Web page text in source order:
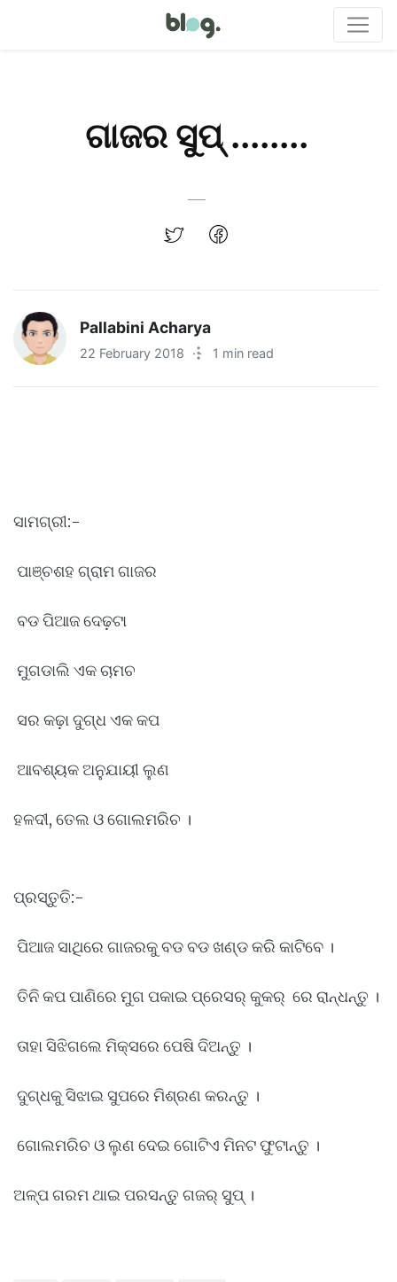
ଗାଜର ସୁପ୍ ........
Pallabini Acharya
22 February 2018 · 1 min read
ସାମଗ୍ରୀ:-
ପାଞ୍ଚଶହ ଗ୍ରାମ ଗାଜର
ବଡ ପିଆଜ ଦେଢ଼ଟା
ମୁଗଡାଲି ଏକ ଚାମଚ
ସର କଢ଼ା ଦୁଗ୍ଧ ଏକ କପ
ଆବଶ୍ୟକ ଅନୁଯାୟୀ ଲୁଣ
ହଳଦୀ, ତେଲ ଓ ଗୋଲମରିଚ ।
ପ୍ରସ୍ତୁତି:-
ପିଆଜ ସାଥିରେ ଗାଜରକୁ ବଡ ବଡ ଖଣ୍ଡ କରି କାଟିବେ ।
ତିନି କପ ପାଣିରେ ମୁଗ ପକାଇ ପ୍ରେସର୍ କୁକର୍ ରେ ରାନ୍ଧନ୍ତୁ ।
ତାହା ସିଝିଗଲେ ମିକ୍ସରେ ପେଷି ଦିଅନ୍ତୁ ।
ଦୁଗ୍ଧକୁ ସିଝାଇ ସୁପରେ ମିଶ୍ରଣ କରନ୍ତୁ ।
ଗୋଲମରିଚ ଓ ଲୁଣ ଦେଇ ଗୋଟିଏ ମିନଟ ଫୁଟାନ୍ତୁ ।
ଅଳ୍ପ ଗରମ ଥାଇ ପରସନ୍ତୁ ଗଜର୍ ସୁପ୍ ।